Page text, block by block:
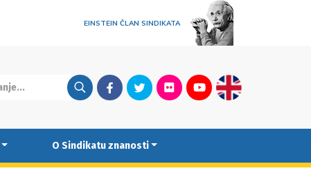
EINSTEIN ČLAN SINDIKATA
FacebookTwitterFlickrYoutubeEnglish
O Sindikatu znanosti